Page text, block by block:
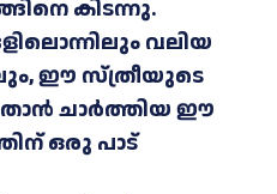
കിടന്നു.
വലിയ
ഈ സ്ത്രീയുടെ
ചാർത്തിയ ഈ
ഒരു പാട്